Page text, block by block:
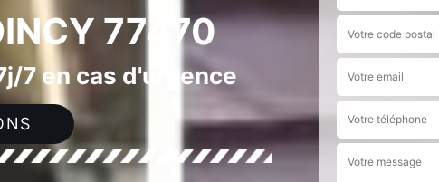
77470
7 en cas d'urgence